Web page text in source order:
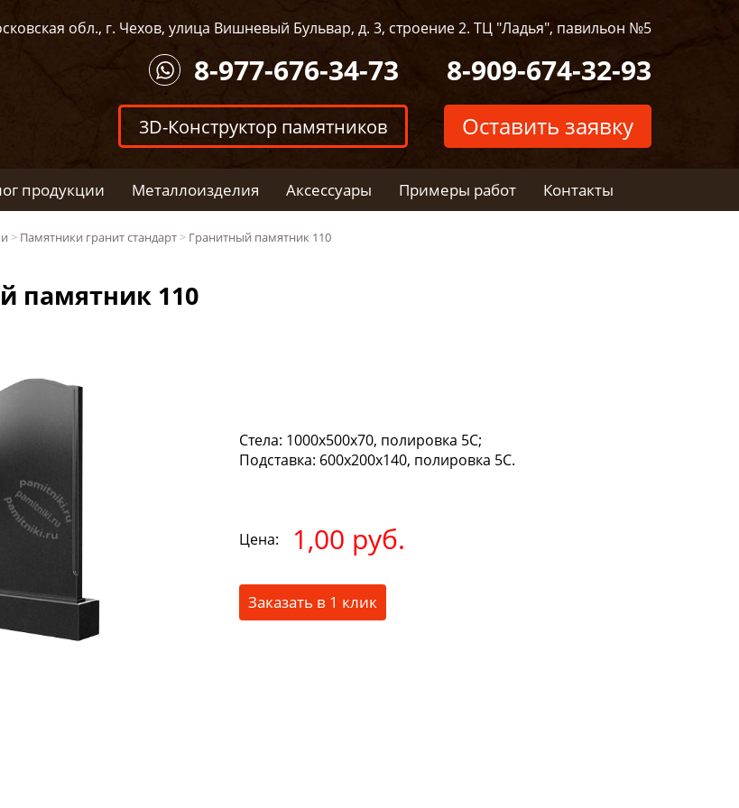
обл., г. Чехов, улица Вишневый Бульвар, д. 3, строение 2. ТЦ "Ладья", павильон №5
8-909-674-32-93
8-977-676-34-73
Оставить заявку
3D-Конструктор памятников
продукции Металлоизделия Аксессуары Примеры работ Контакты
> Памятники гранит стандарт > Гранитный памятник 110
памятник 110
Стела: 1000х500х70, полировка 5С;
Подставка: 600х200х140, полировка 5С.
Цена: 1,00 руб.
Заказать в 1 клик